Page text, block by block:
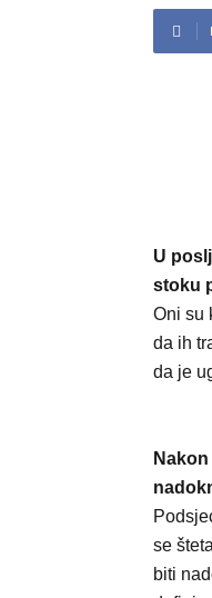
U
stoku
Oni su
da ih
da je
se
biti